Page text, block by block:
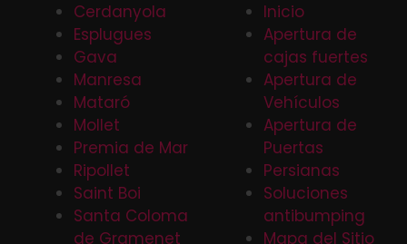
Cerdanyola
Esplugues
Gava
Manresa
Mataró
Mollet
Premia de Mar
Ripollet
Saint Boi
Santa Coloma
de Gramenet
Inicio
Apertura de
cajas fuertes
Apertura de
Vehículos
Apertura de
Puertas
Persianas
Soluciones
antibumping
Mapa del Sitio